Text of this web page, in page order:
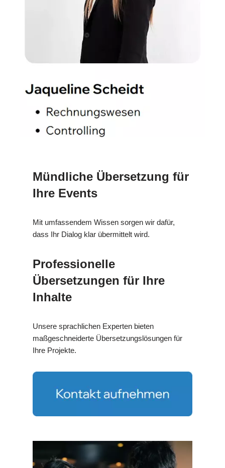
Mündliche Übersetzung für
Ihre Events
Mit umfassendem Wissen sorgen wir dafür,
dass Ihr Dialog klar übermittelt wird.
Professionelle
Übersetzungen für Ihre
Inhalte
Unsere sprachlichen Experten bieten
maßgeschneiderte Übersetzungslösungen für
Ihre Projekte.